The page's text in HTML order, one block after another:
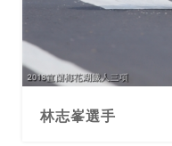
林志峯選手